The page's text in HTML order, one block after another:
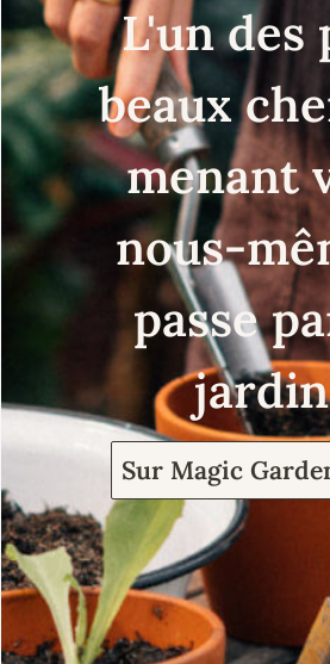
L'un des
beaux
menant
nous-
passe
Sur Magic